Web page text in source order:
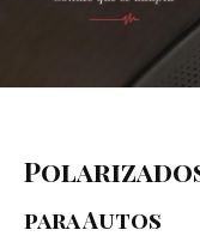
para Autos